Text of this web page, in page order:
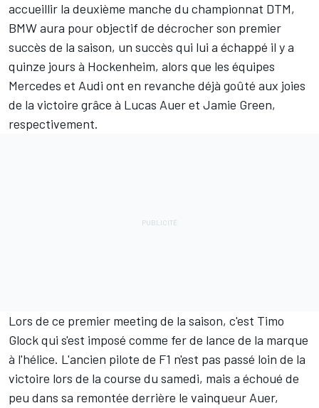
accueillir la deuxième manche du championnat DTM,
BMW aura pour objectif de décrocher son premier
succès de la saison, un succès qui lui a échappé il y a
quinze jours à Hockenheim, alors que les équipes
Mercedes et Audi ont en revanche déjà goûté aux joies
de la victoire grâce à Lucas Auer et Jamie Green,
respectivement.
Lors de ce premier meeting de la saison, c'est Timo
Glock qui s'est imposé comme fer de lance de la marque
à l'hélice. L'ancien pilote de F1 n'est pas passé loin de la
victoire lors de la course du samedi, mais a échoué de
peu dans sa remontée derrière le vainqueur Auer,